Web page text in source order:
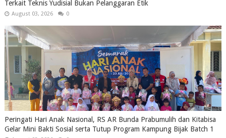
Terkait Teknis Yudisial Bukan Pelanggaran Etik
August 03, 2026 0
Peringati Hari Anak Nasional, RS AR Bunda Prabumulih dan Kitabisa
Gelar Mini Bakti Sosial serta Tutup Program Kampung Bijak Batch 1